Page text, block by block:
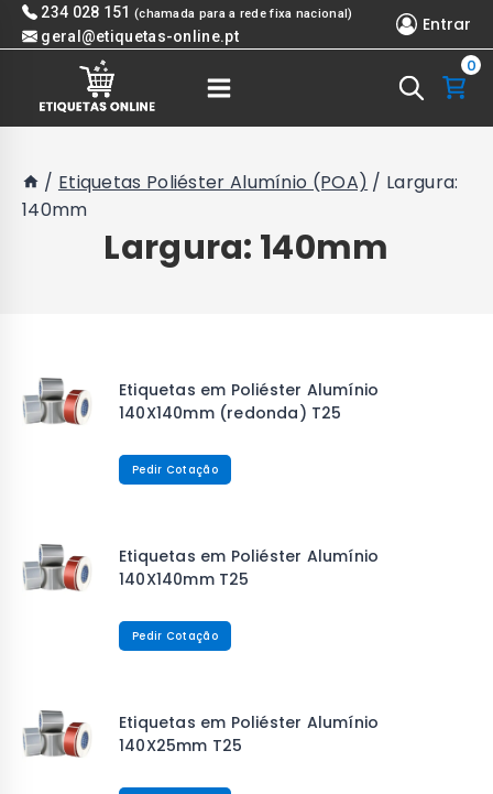
Skip 234 028 151 (chamada para a rede fixa nacional)
geral@etiquetas-online.pt
Entrar
0
/ Etiquetas Poliéster Alumínio (POA) / Largura:
140mm
Largura: 140mm
Etiquetas em Poliéster Alumínio
140X140mm (redonda) T25
Pedir Cotação
Etiquetas em Poliéster Alumínio
140X140mm T25
Pedir Cotação
Etiquetas em Poliéster Alumínio
140X25mm T25